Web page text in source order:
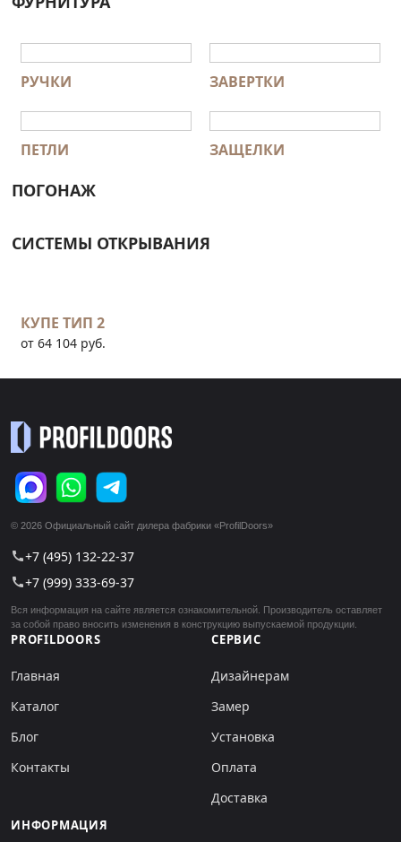
РУЧКИ ЗАВЕРТКИ
ПЕТЛИ ЗАЩЕЛКИ
ПОГОНАЖ
СИСТЕМЫ ОТКРЫВАНИЯ
КУПЕ ТИП 2
от 64 104 руб.
© 2026 Официальный сайт дилера фабрики «ProfilDoors»
call+7 (495) 132-22-37
call+7 (999) 333-69-37
Вся информация на сайте является ознакомительной. Производитель оставляет
за собой право вносить изменения в конструкцию выпускаемой продукции.
PROFILDOORS
Главная
Каталог
Блог
Контакты
СЕРВИС
Дизайнерам
Замер
Установка
Оплата
Доставка
ИНФОРМАЦИЯ